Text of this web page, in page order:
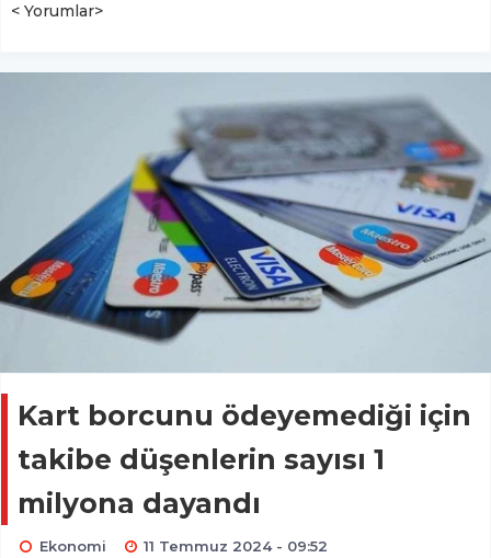
< Yorumlar>
Kart borcunu ödeyemediği için
takibe düşenlerin sayısı 1
milyona dayandı
Ekonomi 11 Temmuz 2024 - 09:52